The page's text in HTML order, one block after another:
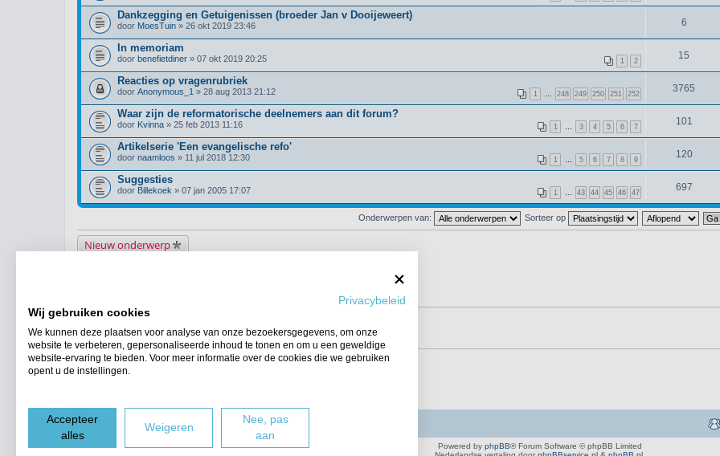
Dankzegging en Getuigenissen (broeder Jan v Dooijeweert)
door MoesTuin » 26 okt 2019 23:46 6
In memoriam
1 2
door benefietdiner » 07 okt 2019 20:25 15
Reacties op vragenrubriek
1 … 248 249 250 251 252
door Anonymous_1 » 28 aug 2013 21:12 3765
Waar zijn de reformatorische deelnemers aan dit forum?
1 … 3 4 5 6 7
door Kvinna » 25 feb 2013 11:16 101
Artikelserie 'Een evangelische refo'
1 … 5 6 7 8 9
door naamloos » 11 jul 2018 12:30 120
Suggesties
1 … 43 44 45 46 47
door Billekoek » 07 jan 2005 17:07 697
Onderwerpen van: Sorteer op
Nieuw onderwerp
Gebruikers op dit forum: Geen geregistreerde gebruikers en 8 gasten
FORUMPERMISSIES
Jekunt nietnieuwe berichten plaatsen in dit forum
Jekunt niet
Forumoverzicht
Powered by phpBB® Forum Software © phpBB Limited
Privacybeleid
Wij gebruiken cookies
We kunnen deze plaatsen voor analyse van onze bezoekersgegevens, om onze
website te verbeteren, gepersonaliseerde inhoud te tonen en om u een geweldige
website-ervaring te bieden. Voor meer informatie over de cookies die we gebruiken
opent u de instellingen.
Accepteer
alles
Weigeren
Nee, pas
aan